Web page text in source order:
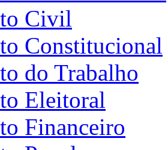
Civil
Constitucional
do Trabalho
Eleitoral
Financeiro